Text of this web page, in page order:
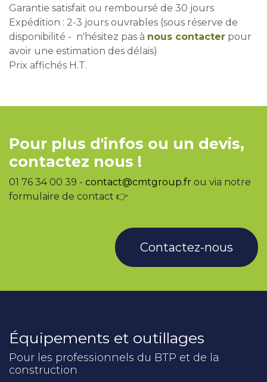
Garantie satisfait ou remboursé de 30 jours
Expédition : 2-3 jours ouvrables (sous réserve de
disponibilité - n'hésitez pas à nous contacter pour
avoir une estimation des délais)
Prix affichés H.T.
Pour plus d'infos ou un devis,
contactez nous !
01 76 34 00 39 - contact@cmtgroup.fr ou via notre
formulaire de contact 👉
Contactez-nous
Équipements et outillages
Pour les professionnels du BTP et de la
construction